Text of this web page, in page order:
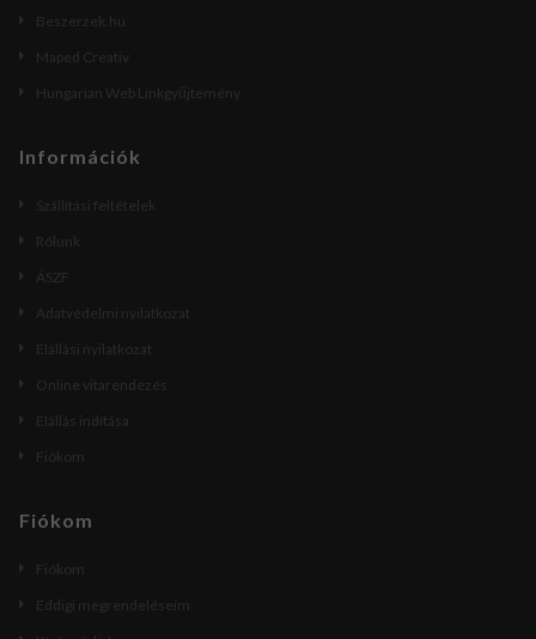
Beszerzek.hu
Maped Creativ
Hungarian Web Linkgyűjtemény
Információk
Szállítási feltételek
Rólunk
ÁSZF
Adatvédelmi nyilatkozat
Elállási nyilatkozat
Online vitarendezés
Elállás indítása
Fiókom
Fiókom
Fiókom
Eddigi megrendeléseim